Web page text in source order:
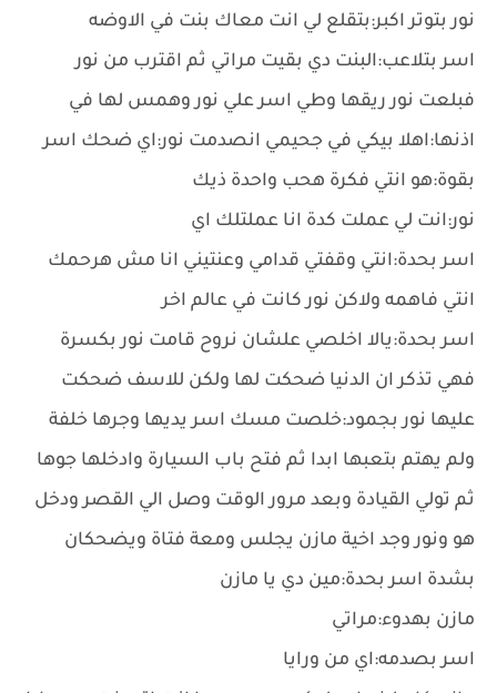
نور بتوتر اكبر:بتقلع لي انت معاك بنت في الاوضه
اسر بتلاعب:البنت دي بقيت مراتي ثم اقترب من نور
فبلعت نور ريقها وطي اسر علي نور وهمس لها في
اذنها:اهلا بيكي في جحيمي انصدمت نور:اي ضحك اسر
بقوة:هو انتي فكرة هحب واحدة ذيك
نور:انت لي عملت كدة انا عملتلك اي
اسر بحدة:انتي وقفتي قدامي وعنتيني انا مش هرحمك
انتي فاهمه ولاكن نور كانت في عالم اخر
اسر بحدة:يالا اخلصي علشان نروح قامت نور بكسرة
فهي تذكر ان الدنيا ضحكت لها ولكن للاسف ضحكت
عليها نور بجمود:خلصت مسك اسر يديها وجرها خلفة
ولم يهتم بتعبها ابدا ثم فتح باب السيارة وادخلها جوها
ثم تولي القيادة وبعد مرور الوقت وصل الي القصر ودخل
هو ونور وجد اخية مازن يجلس ومعة فتاة ويضحكان
بشدة اسر بحدة:مين دي يا مازن
مازن بهدوء:مراتي
اسر بصدمه:اي من ورايا